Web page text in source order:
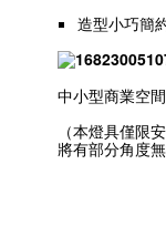
造型小巧簡
中小型商業空
（本燈具僅限
將有部分角度